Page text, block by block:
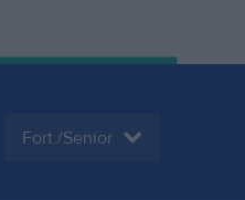
Fort./Senior